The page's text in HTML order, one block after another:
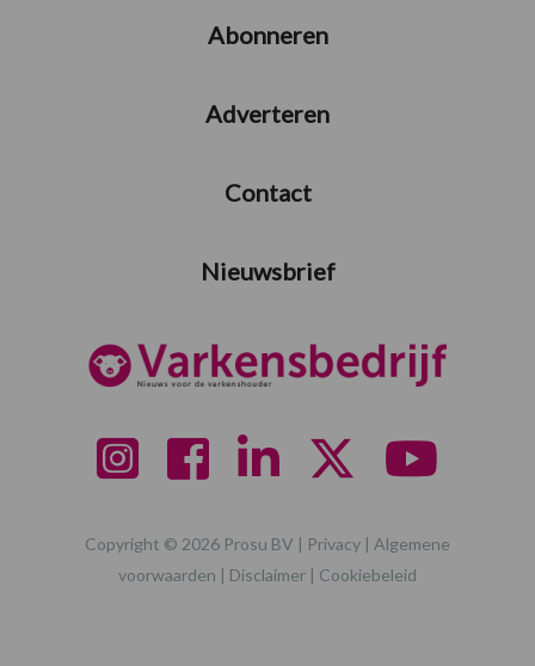
Abonneren
Adverteren
Contact
Nieuwsbrief
Copyright © 2026 Prosu BV | Privacy | Algemene
voorwaarden | Disclaimer | Cookiebeleid